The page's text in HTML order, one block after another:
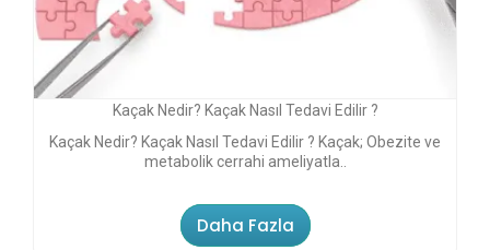
Kaçak Nedir? Kaçak Nasıl Tedavi Edilir ?
Kaçak Nedir? Kaçak Nasıl Tedavi Edilir ? Kaçak; Obezite ve
metabolik cerrahi ameliyatla..
Daha Fazla